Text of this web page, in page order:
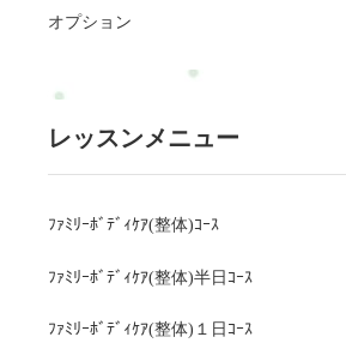
オプション
レッスンメニュー
ﾌｧﾐﾘｰﾎﾞﾃﾞｨｹｱ(整体)ｺｰｽ
ﾌｧﾐﾘｰﾎﾞﾃﾞｨｹｱ(整体)半日ｺｰｽ
ﾌｧﾐﾘｰﾎﾞﾃﾞｨｹｱ(整体)１日ｺｰｽ